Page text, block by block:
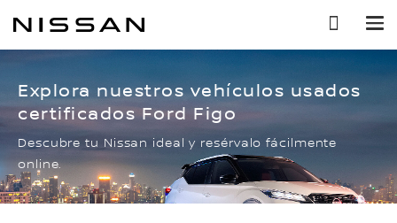
contenido
Explora nuestros vehículos usados
certificados Ford Figo
Descubre tu Nissan ideal y resérvalo fácilmente
online.